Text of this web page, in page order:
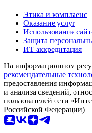
Этика и комплаенс
Оказание услуг
Использование
Защита
ИТ аккредитация
На информационном
рекомендательные
предоставления
и анализа сведений,
пользователей сети
Российской Федерации)